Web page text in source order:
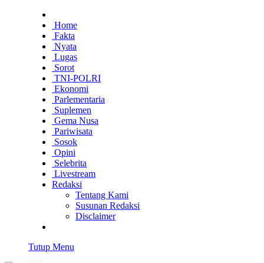
Home
Fakta
Nyata
Lugas
Sorot
TNI-POLRI
Ekonomi
Parlementaria
Suplemen
Gema Nusa
Pariwisata
Sosok
Opini
Selebrita
Livestream
Redaksi
Tentang Kami
Susunan Redaksi
Disclaimer
Tutup Menu